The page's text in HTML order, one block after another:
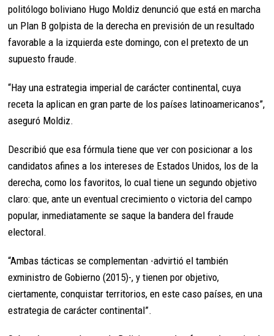
politólogo boliviano Hugo Moldiz denunció que está en marcha
un Plan B golpista de la derecha en previsión de un resultado
favorable a la izquierda este domingo, con el pretexto de un
supuesto fraude.
“Hay una estrategia imperial de carácter continental, cuya
receta la aplican en gran parte de los países latinoamericanos”,
aseguró Moldiz.
Describió que esa fórmula tiene que ver con posicionar a los
candidatos afines a los intereses de Estados Unidos, los de la
derecha, como los favoritos, lo cual tiene un segundo objetivo
claro: que, ante un eventual crecimiento o victoria del campo
popular, inmediatamente se saque la bandera del fraude
electoral.
“Ambas tácticas se complementan -advirtió el también
exministro de Gobierno (2015)-, y tienen por objetivo,
ciertamente, conquistar territorios, en este caso países, en una
estrategia de carácter continental”.